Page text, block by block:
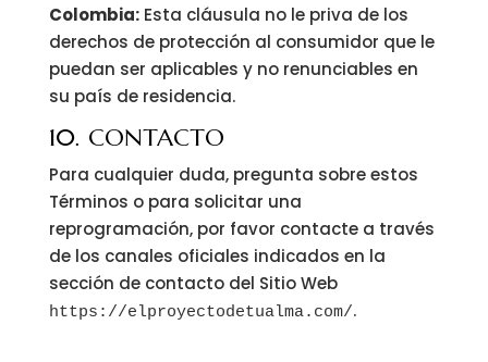
Colombia:Esta cláusula no le priva de los
derechos de protección al consumidor que le
puedan ser aplicables y no renunciables en
su país de residencia.
10. CONTACTO
Para cualquier duda, pregunta sobre estos
Términos o para solicitar una
reprogramación, por favor contacte a través
de los canales oficiales indicados en la
sección de contacto del Sitio Web
https://elproyectodetualma.com/.